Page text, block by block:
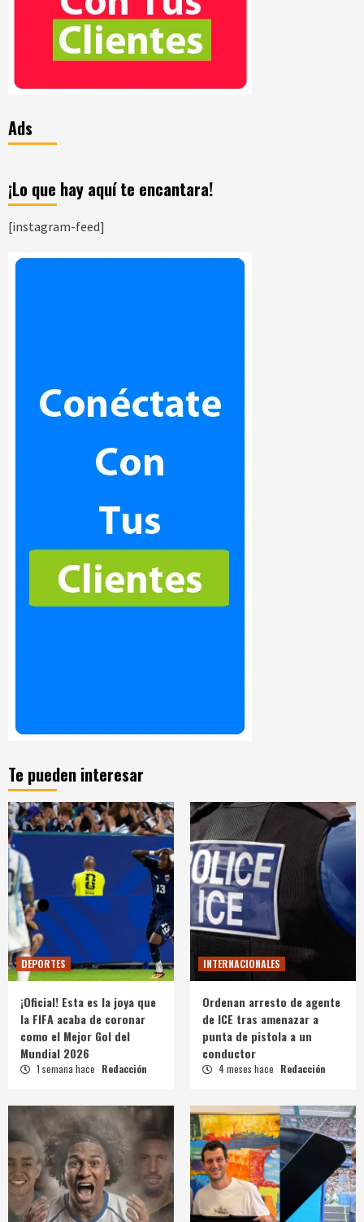
Ads
¡Lo que hay aquí te encantara!
[instagram-feed]
Te pueden interesar
DEPORTES
¡Oficial! Esta es la joya que
la FIFA acaba de coronar
como el Mejor Gol del
Mundial 2026
1 semana hace Redacción
INTERNACIONALES
Ordenan arresto de agente
de ICE tras amenazar a
punta de pistola a un
conductor
4 meses hace Redacción